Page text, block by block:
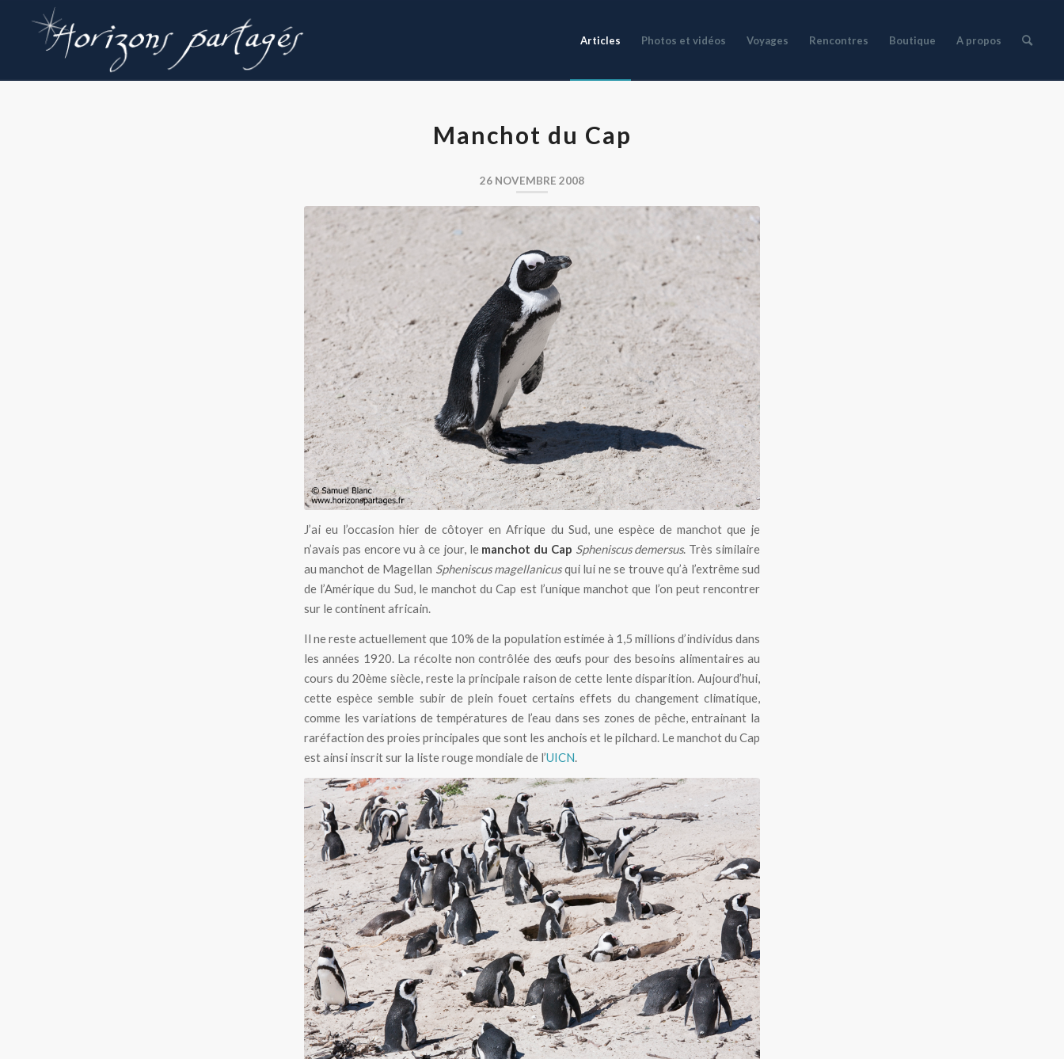
Articles Photos et vidéos Voyages Rencontres Boutique A propos
Manchot du Cap
26 NOVEMBRE 2008
Manchot du Cap en Afrique du Sud
J’ai eu l’occasion hier de côtoyer en Afrique du Sud, une espèce de manchot que je
n’avais pas encore vu à ce jour, le manchot du Cap Spheniscus demersus. Très similaire
au manchot de Magellan Spheniscus magellanicusqui lui ne se trouve qu’à l’extrême sud
de l’Amérique du Sud, le manchot du Cap est l’unique manchot que l’on peut rencontrer
sur le continent africain.
Il ne reste actuellement que 10% de la population estimée à 1,5 millions d’individus dans
les années 1920. La récolte non contrôlée des œufs pour des besoins alimentaires au
cours du 20ème siècle, reste la principale raison de cette lente disparition. Aujourd’hui,
cette espèce semble subir de plein fouet certains effets du changement climatique,
comme les variations de températures de l’eau dans ses zones de pêche, entrainant la
raréfaction des proies principales que sont les anchois et le pilchard. Le manchot du Cap
est ainsi inscrit sur la liste rouge mondiale de l’UICN.
Colonie de manchots du Cap sur une plage d’Afrique du Sud